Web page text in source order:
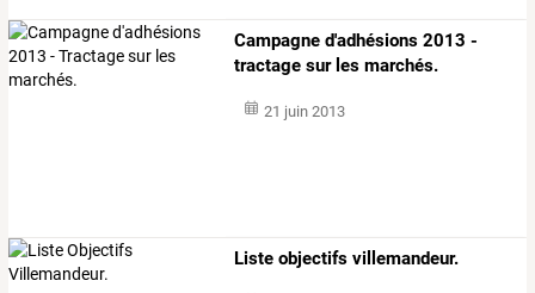
Campagne d'adhésions 2013 -
tractage sur les marchés.
21 juin 2013
Liste objectifs villemandeur.